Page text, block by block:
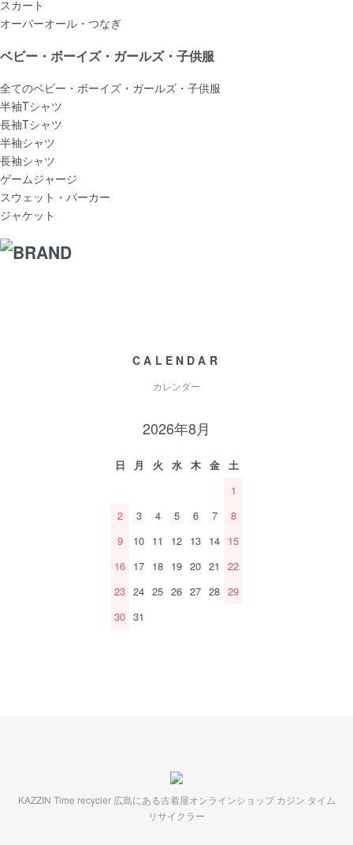
スカート
オーバーオール・つなぎ
ベビー・ボーイズ・ガールズ・子供服
全てのベビー・ボーイズ・ガールズ・子供服
半袖Tシャツ
長袖Tシャツ
半袖シャツ
長袖シャツ
ゲームジャージ
スウェット・パーカー
ジャケット
CALENDAR
カレンダー
2026年8月
日 月 火 水 木 金
土
1
2
3 4 5 6 7
8
9
10 11 12 13 14 15
16 17 18 19 20 21
22
23 24 25 26 27 28 29
30 31
KAZZIN Time recycler 広島にある古着屋オンラインショップ カジン タイム
リサイクラー